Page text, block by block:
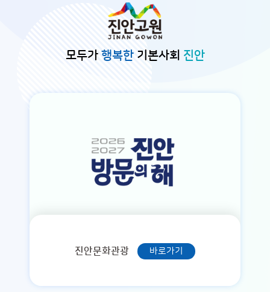
모두가 행복한기본사회 진안
진안문화관광 바로가기